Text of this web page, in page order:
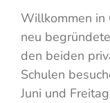
Willkommen in
neu
den beiden
Schulen
Juni und